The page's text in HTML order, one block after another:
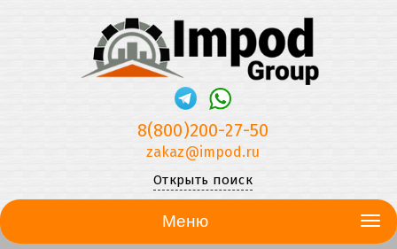
8(800)200-27-50
zakaz@impod.ru
Открыть поиск
Меню